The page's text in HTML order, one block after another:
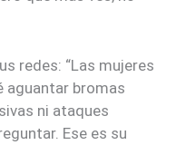
redes: “Las mujeres
aguantar bromas
ni ataques
Ese es su